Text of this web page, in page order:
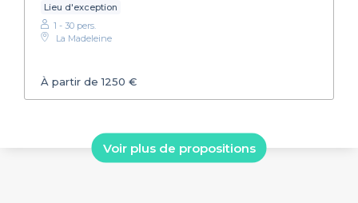
Lieu d'exception
1 - 30 pers.
La Madeleine
À partir de 1250 €
Voir plus de propositions